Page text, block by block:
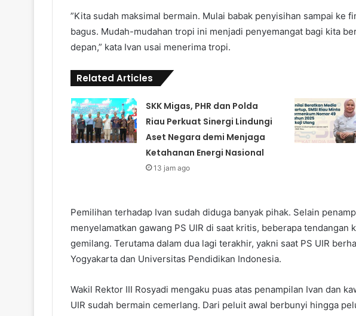
”Kita sudah maksimal bermain. Mulai babak penyisihan sampai ke
bagus. Mudah-mudahan tropi ini menjadi penyemangat bagi kita
depan,” kata Ivan usai menerima tropi.
Related Articles
SKK Migas, PHR dan Polda
Riau Perkuat Sinergi Lindungi
Aset Negara demi Menjaga
Ketahanan Energi Nasional
13 jam ago
Pemilihan terhadap Ivan sudah diduga banyak pihak. Selain
menyelamatkan gawang PS UIR di saat kritis, beberapa tendangan
gemilang. Terutama dalam dua lagi terakhir, yakni saat PS UIR
Yogyakarta dan Universitas Pendidikan Indonesia.
Wakil Rektor III Rosyadi mengaku puas atas penampilan Ivan dan
UIR sudah bermain cemerlang. Dari peluit awal berbunyi hingga